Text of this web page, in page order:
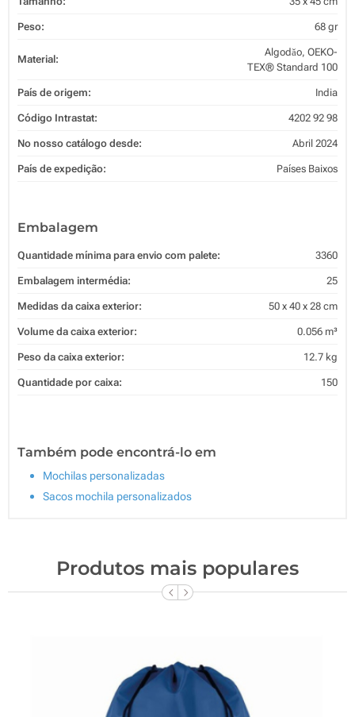
Peso: 68 gr
Material:
Algodăo, OEKO-
TEX® Standard 100
País de origem: India
Código Intrastat: 4202 92 98
No nosso catálogo desde: Abril 2024
País de expedição: Países Baixos
Embalagem
Quantidade mínima para envio com palete: 3360
Embalagem intermédia: 25
Medidas da caixa exterior: 50 x 40 x 28 cm
Volume da caixa exterior: 0.056 m³
Peso da caixa exterior: 12.7 kg
Quantidade por caixa: 150
Também pode encontrá-lo em
Mochilas personalizadas
Sacos mochila personalizados
Produtos mais populares